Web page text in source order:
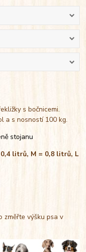
s bočnicemi.
a s nosností 100 kg.
stojanu
litrů, M = 0,8 litrů, L
změřte výšku psa v